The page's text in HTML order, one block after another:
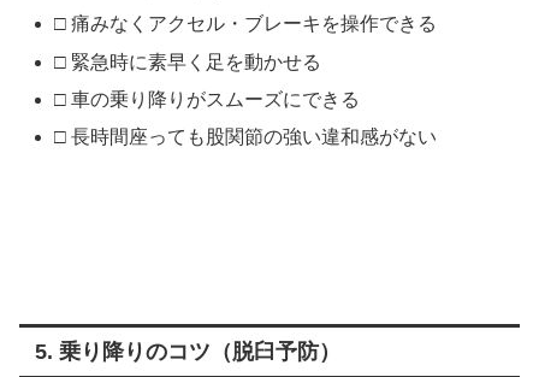
□ 痛みなくアクセル・ブレーキを操作できる
□ 緊急時に素早く足を動かせる
□ 車の乗り降りがスムーズにできる
□ 長時間座っても股関節の強い違和感がない
5. 乗り降りのコツ（脱臼予防）